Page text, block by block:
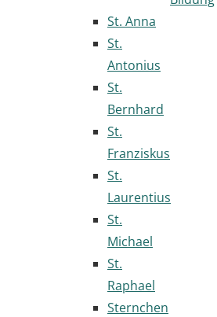
St. Anna
St.
Antonius
St.
Bernhard
St.
Franziskus
St.
Laurentius
St.
Michael
St.
Raphael
Sternchen